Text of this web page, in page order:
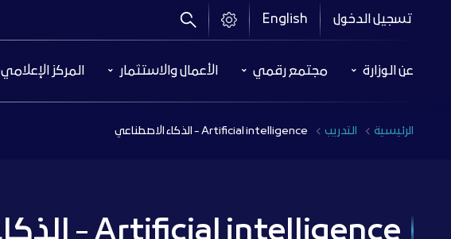
الرئيسي
تسجيل الدخول English
Header
عن الوزارة مجتمع رقمي الأعمال والاستثمار المركز الإعلامي
Breadcrumb
الرئيسية التدريب